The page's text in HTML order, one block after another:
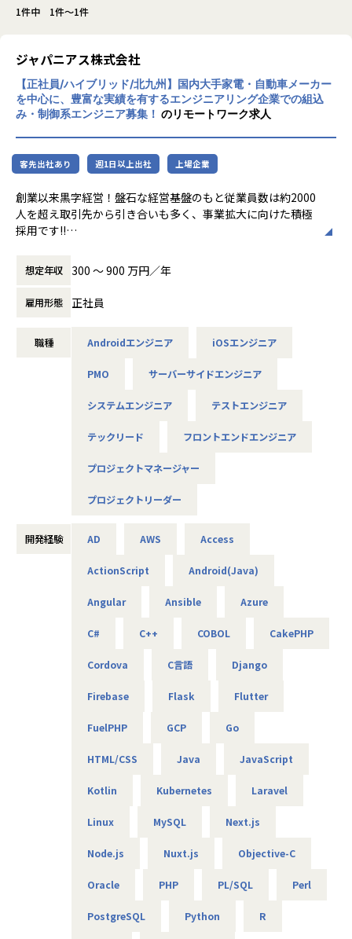
1件中 1件～1件
ジャパニアス株式会社
【正社員/ハイブリッド/北九州】国内大手家電・自動車メーカー
を中心に、豊富な実績を有するエンジニアリング企業での組込
み・制御系エンジニア募集！ のリモートワーク求人
客先出社あり 週1日以上出社 上場企業
創業以来黒字経営！盤石な経営基盤のもと従業員数は約2000
人を超え取引先から引き合いも多く、事業拡大に向けた積極
採用です!!
ご志向／ご希望に応じて、プロジェクトを決定しますので、
是非面接でお話しください！
◆取引業界
・ システム要件定義・設計（上流）SE
※ご志向・ご希望に応じて、プロジェクトを決定します
を前提としています。
■魅力ポイント
範囲でプロジェクトを選定。
★基本給がベースUPしていく
基本給で勝負している会社です！技術手当等で大きく見せ
ることをしておりません。
昇給は、基本給を上げていくため、賞与や残業代も必然的
スタンバイ期間は、しっかりJ-collegeにて研修を準備。
して放置しない会社です。
（AIエンジニアコース/IT パスポート試験+基本情報技術者試
1ヵ月半～2ヵ月に1度のペースで営業担当による技術者へ
不満・不安をヒアリングすると同時に、自分が歩んでいき
持に繋げています。
想定年収 300 〜 900 万円／年
雇用形態 正社員
職種 Androidエンジニア iOSエンジニア
PMO サーバーサイドエンジニア
システムエンジニア テストエンジニア
テックリード フロントエンドエンジニア
プロジェクトマネージャー
プロジェクトリーダー
開発経験 AD AWS Access
ActionScript Android(Java)
Angular Ansible Azure
C# C++ COBOL CakePHP
Cordova C言語 Django
Firebase Flask Flutter
FuelPHP GCP Go
HTML/CSS Java JavaScript
Kotlin Kubernetes Laravel
Linux MySQL Next.js
Node.js Nuxt.js Objective-C
Oracle PHP PL/SQL Perl
PostgreSQL Python R